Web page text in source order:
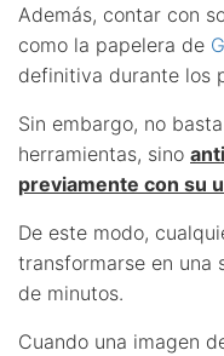
Además, contar con
como la papelera de
definitiva durante los
Sin embargo, no
herramientas, sino
previamente con su
De este modo,
transformarse en una
de minutos.
Cuando una imagen